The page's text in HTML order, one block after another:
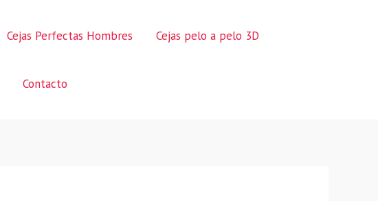
Cejas Perfectas Hombres Cejas pelo a pelo 3D
Contacto